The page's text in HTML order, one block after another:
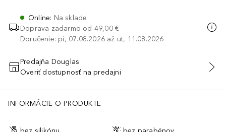
Online: Na sklade
Doprava zadarmo od 49,00 €
Doručenie: pi, 07.08.2026 až ut, 11.08.2026
PRIDAŤ DO KOŠÍKA
Predajňa Douglas
Overiť dostupnosť na predajni
INFORMÁCIE O PRODUKTE